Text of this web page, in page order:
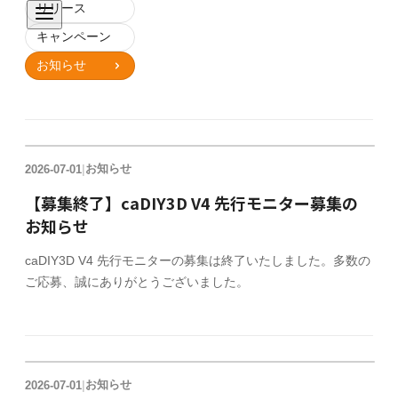
リリース
キャンペーン
お知らせ
2026-07-01|お知らせ
【募集終了】caDIY3D V4 先行モニター募集の
お知らせ
caDIY3D V4 先行モニターの募集は終了いたしました。多数の
ご応募、誠にありがとうございました。
2026-07-01|お知らせ